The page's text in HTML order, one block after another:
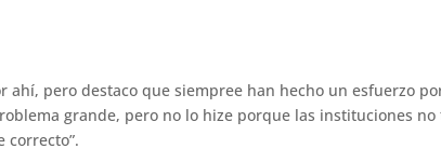
pero destaco que siempree han hecho un esfuerzo
grande, pero no lo hize porque las instituciones
correcto”.